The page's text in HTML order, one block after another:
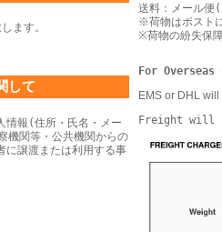
ます。
して
情報(住所・氏名・メー
機関等・公共機関からの
に譲渡または利用する事
送料：メール便
※荷物はポスト
※荷物の紛失保
For Overseas
EMS or DHL
Freight will